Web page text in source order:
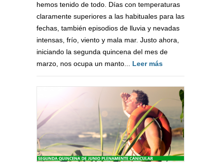
hemos tenido de todo. Días con temperaturas
claramente superiores a las habituales para las
fechas, también episodios de lluvia y nevadas
intensas, frío, viento y mala mar. Justo ahora,
iniciando la segunda quincena del mes de
marzo, nos ocupa un manto... Leer más